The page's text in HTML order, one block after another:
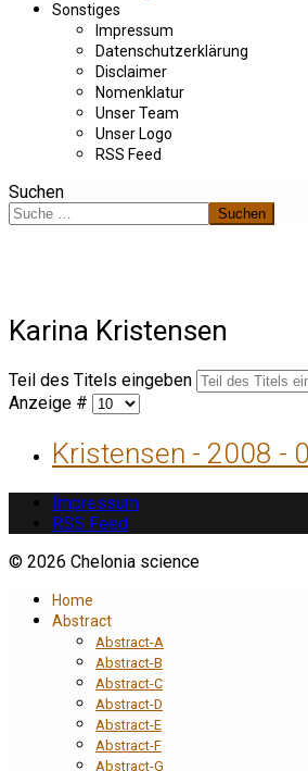
Sonstiges
Impressum
Datenschutzerklärung
Disclaimer
Nomenklatur
Unser Team
Unser Logo
RSS Feed
Suchen
Suchen
Karina Kristensen
Teil des Titels eingeben
Anzeige #
Kristensen - 2008 -
Impressum
RSS Feed
© 2026 Chelonia science
Home
Abstract
Abstract-A
Abstract-B
Abstract-C
Abstract-D
Abstract-E
Abstract-F
Abstract-G